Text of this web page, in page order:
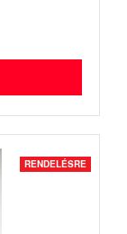
RENDELÉSRE